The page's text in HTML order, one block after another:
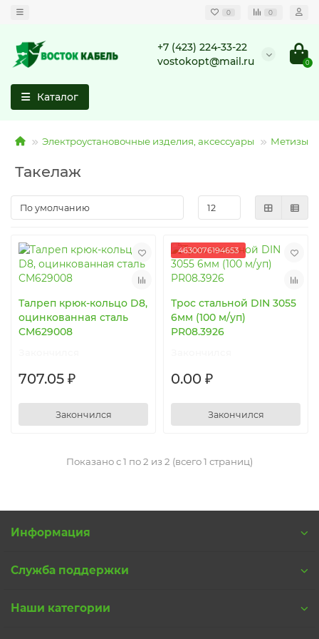
0 0
+7 (423) 224-33-22
vostokopt@mail.ru
0
Каталог
Электроустановочные изделия, аксессуары Метизы
Такелаж
Талреп крюк-кольцо D8,
оцинкованная сталь
CM629008
707.05 ₽
Закончился
4630076194653
Трос стальной DIN 3055
6мм (100 м/уп)
PR08.3926
0.00 ₽
Закончился
Показано с 1 по 2 из 2 (всего 1 страниц)
Информация
Служба поддержки
Наши категории